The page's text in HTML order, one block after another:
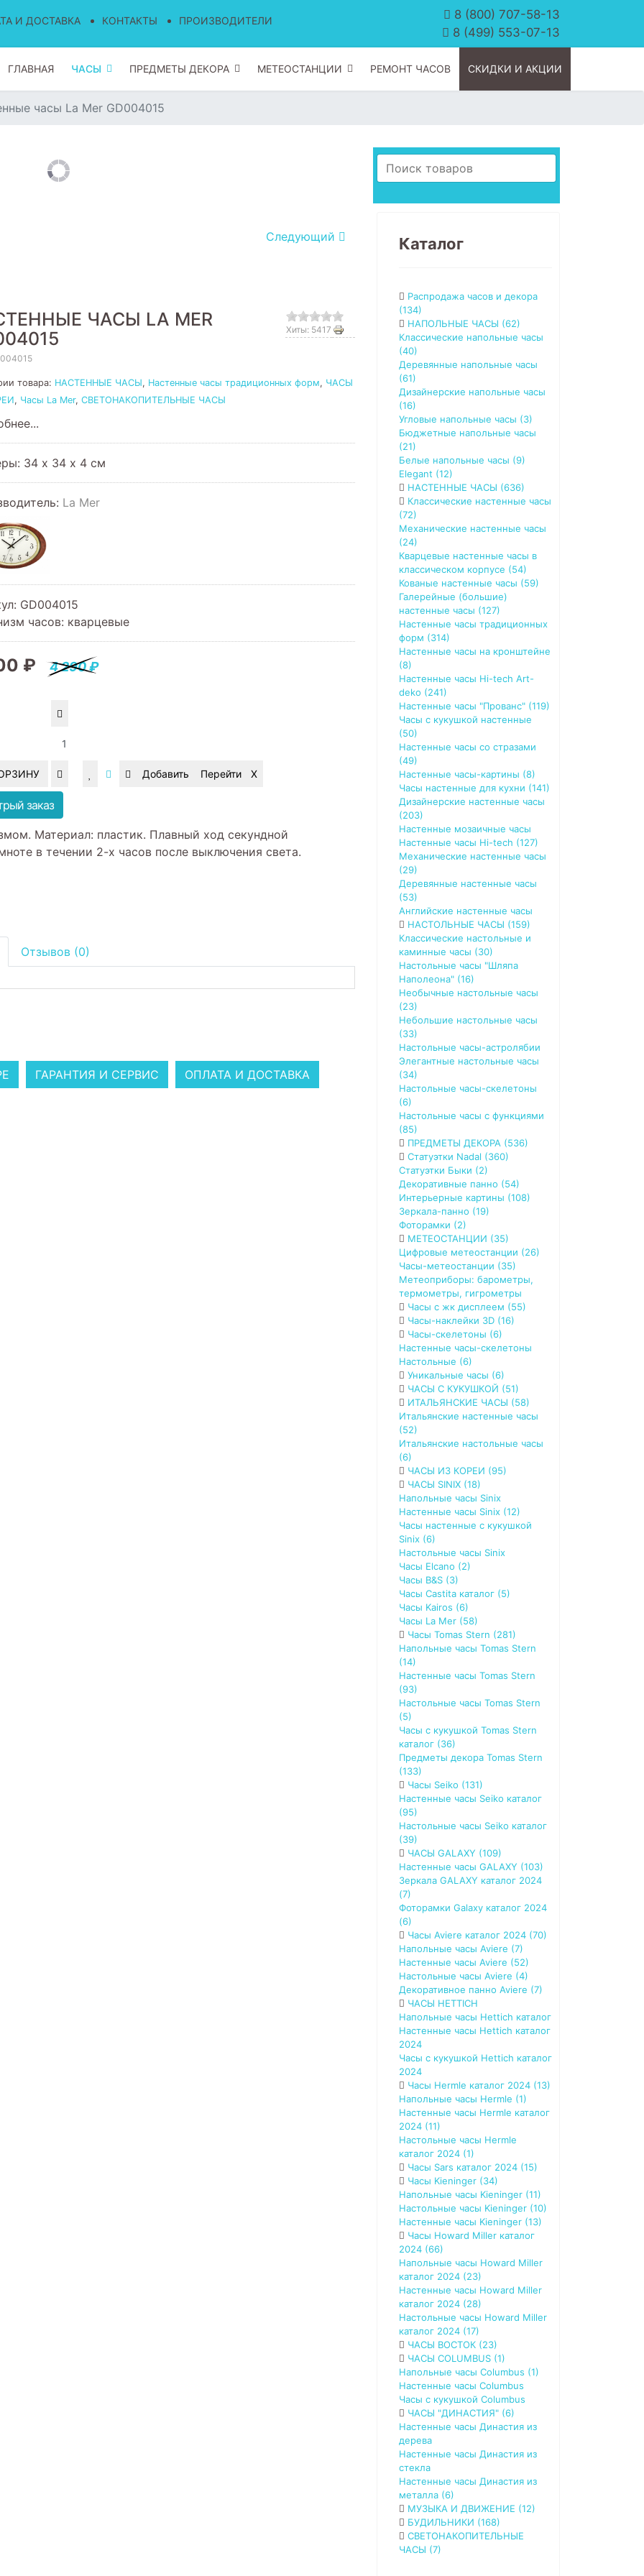
И ДОСТАВКА КОНТАКТЫ ПРОИЗВОДИТЕЛИ
8 (800) 707-58-13
8 (499) 553-07-13
ГЛАВНАЯ ЧАСЫ ПРЕДМЕТЫ ДЕКОРА МЕТЕОСТАНЦИИ РЕМОНТ ЧАСОВ СКИДКИ И АКЦИИ
часы La Mer GD004015
Следующий
Хиты: 5417
ЧАСЫ LA MER
товара: НАСТЕННЫЕ ЧАСЫ, Настенные часы традиционных форм, ЧАСЫ
, Часы La Mer, СВЕТОНАКОПИТЕЛЬНЫЕ ЧАСЫ
34 х 34 х 4 см
La Mer
: GD004015
часов: кварцевые
₽ 4 290 ₽
заказ
Материал: пластик. Плавный ход секундной
в течении 2-х часов после выключения света.
Отзывов (0)
ГАРАНТИЯ И СЕРВИС ОПЛАТА И ДОСТАВКА
Каталог
Распродажа часов и декора
(134)
НАПОЛЬНЫЕ ЧАСЫ (62)
Классические напольные часы
(40)
Деревянные напольные часы
(61)
Дизайнерские напольные часы
(16)
Угловые напольные часы (3)
Бюджетные напольные часы
(21)
Белые напольные часы (9)
Elegant (12)
НАСТЕННЫЕ ЧАСЫ (636)
Классические настенные часы
(72)
Механические настенные часы
(24)
Кварцевые настенные часы в
классическом корпусе (54)
Кованые настенные часы (59)
Галерейные (большие)
настенные часы (127)
Настенные часы традиционных
форм (314)
Настенные часы на кронштейне
(8)
Настенные часы Hi-tech Art-
deko (241)
Настенные часы "Прованс" (119)
Часы с кукушкой настенные
(50)
Настенные часы со стразами
(49)
Настенные часы-картины (8)
Часы настенные для кухни (141)
Дизайнерские настенные часы
(203)
Настенные мозаичные часы
Настенные часы Hi-tech (127)
Механические настенные часы
(29)
Деревянные настенные часы
(53)
Английские настенные часы
НАСТОЛЬНЫЕ ЧАСЫ (159)
Классические настольные и
каминные часы (30)
Настольные часы "Шляпа
Наполеона" (16)
Необычные настольные часы
(23)
Небольшие настольные часы
(33)
Настольные часы-астролябии
Элегантные настольные часы
(34)
Настольные часы-скелетоны
(6)
Настольные часы с функциями
(85)
ПРЕДМЕТЫ ДЕКОРА (536)
Статуэтки Nadal (360)
Статуэтки Быки (2)
Декоративные панно (54)
Интерьерные картины (108)
Зеркала-панно (19)
Фоторамки (2)
МЕТЕОСТАНЦИИ (35)
Цифровые метеостанции (26)
Часы-метеостанции (35)
Метеоприборы: барометры,
термометры, гигрометры
Часы с жк дисплеем (55)
Часы-наклейки 3D (16)
Часы-скелетоны (6)
Настенные часы-скелетоны
Настольные (6)
Уникальные часы (6)
ЧАСЫ С КУКУШКОЙ (51)
ИТАЛЬЯНСКИЕ ЧАСЫ (58)
Итальянские настенные часы
(52)
Итальянские настольные часы
(6)
ЧАСЫ ИЗ КОРЕИ (95)
ЧАСЫ SINIX (18)
Напольные часы Sinix
Настенные часы Sinix (12)
Часы настенные с кукушкой
Sinix (6)
Настольные чaсы Sinix
Часы Elcano (2)
Часы B&S (3)
Часы Castita каталог (5)
Часы Kairos (6)
Часы La Mer (58)
Часы Tomas Stern (281)
Напольные часы Tomas Stern
(14)
Настенные часы Tomas Stern
(93)
Настольные часы Tomas Stern
(5)
Часы с кукушкой Tomas Stern
каталог (36)
Предметы декора Tomas Stern
(133)
Часы Seiko (131)
Настенные часы Seiko каталог
(95)
Настольные чaсы Seiko каталог
(39)
ЧАСЫ GALAXY (109)
Настенные часы GALAXY (103)
Зеркала GALAXY каталог 2024
(7)
Фоторамки Galaxy каталог 2024
(6)
Часы Aviere каталог 2024 (70)
Напольные часы Aviere (7)
Настенные часы Aviere (52)
Настольные часы Aviere (4)
Декоративное панно Aviere (7)
ЧАСЫ HETTICH
Напольные часы Hettich каталог
Настенные часы Hettich каталог
2024
Часы с кукушкой Hettich каталог
2024
Часы Hermle каталог 2024 (13)
Напольные часы Hermle (1)
Настенные часы Hermle каталог
2024 (11)
Настольные чaсы Hermle
каталог 2024 (1)
Часы Sars каталог 2024 (15)
Часы Kieninger (34)
Напольные часы Kieninger (11)
Настольные чaсы Kieninger (10)
Настенные часы Kieninger (13)
Часы Howard Miller каталог
2024 (66)
Напольные часы Howard Miller
каталог 2024 (23)
Настенные часы Howard Miller
каталог 2024 (28)
Настольные часы Howard Miller
каталог 2024 (17)
ЧАСЫ ВОСТОК (23)
ЧАСЫ COLUMBUS (1)
Напольные часы Сolumbus (1)
Настенные часы Сolumbus
Часы с кукушкой Сolumbus
ЧАСЫ "ДИНАСТИЯ" (6)
Настенные часы Династия из
дерева
Настенные часы Династия из
стекла
Настенные часы Династия из
металла (6)
МУЗЫКА И ДВИЖЕНИЕ (12)
БУДИЛЬНИКИ (168)
СВЕТОНАКОПИТЕЛЬНЫЕ
ЧАСЫ (7)